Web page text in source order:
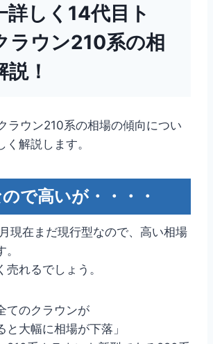
詳しく14代目ト
ラウン210系の相
！
ラウン210系の相場の傾向につい
解説します。
で高いが・・・・
現在まだ現行型なので、高い相場
れるでしょう。
てのクラウンが
と大幅に相場が下落」